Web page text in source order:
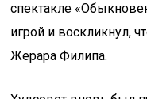
спектакле
игрой и воскликнул,
Жерара Филипа.